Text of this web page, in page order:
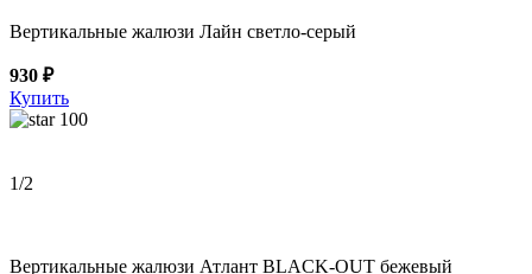
Вертикальные жалюзи Лайн светло-серый
930 ₽
Купить
100
1/2
Вертикальные жалюзи Атлант BLACK-OUT бежевый